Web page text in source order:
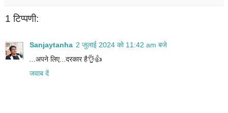
1 टिप्पणी:
Sanjaytanha 2 जुलाई 2024 को 11:42 am बजे
...अपने लिए...दरकार है👌👍
जवाब दें